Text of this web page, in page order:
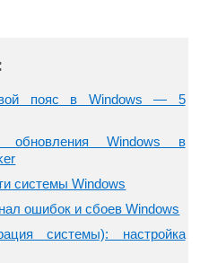
пояс в Windows — 5
обновления Windows в
системы Windows
ошибок и сбоев Windows
системы): настройка